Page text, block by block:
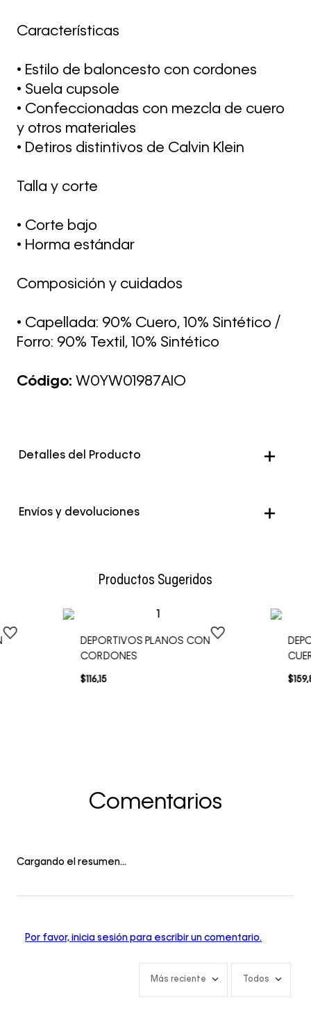
Características
• Estilo de baloncesto con cordones
• Suela cupsole
• Confeccionadas con mezcla de cuero
y otros materiales
• Detiros distintivos de Calvin Klein
Talla y corte
• Corte bajo
• Horma estándar
Composición y cuidados
• Capellada: 90% Cuero, 10% Sintético /
Forro: 90% Textil, 10% Sintético
Código: W0YW01987AIO
Detalles del Producto
Envíos y devoluciones
Productos Sugeridos
DEPORTIVOS PLANOS CON
CORDONES
$116,15 $159,
Comentarios
Cargando el resumen…
Por favor, inicia sesión para escribir un comentario.
Más reciente Todos